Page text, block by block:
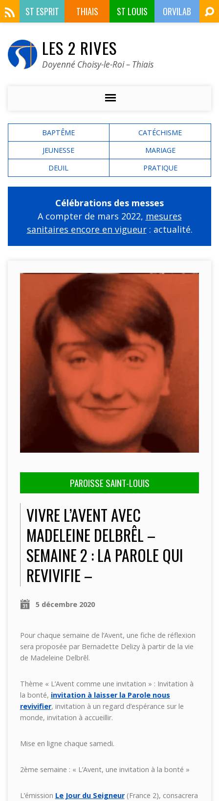
ST ESPRIT THIAIS ST LOUIS ORVILAB
LES 2 RIVES
Doyenné Choisy-le-Roi – Thiais
BAPTÊME
CATÉCHISME
JEUNESSE
MARIAGE
DEUIL
PRATIQUE
Célébrations des messes
A compter de mars 2022, mesures
sanitaires encore en vigueur: actualité.
PAROISSE SAINT-LOUIS
VIVRE L’AVENT AVEC
MADELEINE DELBRÊL –
SEMAINE 2 : LA PAROLE QUI
REVIVIFIE –
5 décembre 2020
Pour chaque semaine de l’Avent, une fiche de réflexion
sera proposée par Bernadette Delizy à partir de la vie
de Madeleine Delbrêl.
Thème « L’Avent comme une invitation » : Invitation à
la bonté, invitation à laisser la Parole nous
revivifier, invitation à un regard d’espérance sur le
monde, invitation à accueillir.
Mise en ligne chaque samedi.
2ème semaine : « L’Avent, une invitation à la bonté »
L’émission Le Jour du Seigneur(France 2), consacrera